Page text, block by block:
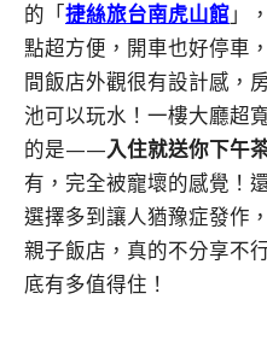
的「捷絲旅台南虎山館」
點超方便，開車也好停車
間飯店外觀很有設計感，
池可以玩水！一樓大廳超
的是——入住就送你下午
有，完全被寵壞的感覺！
選擇多到讓人猶豫症發作
親子飯店，真的不分享不
底有多值得住！